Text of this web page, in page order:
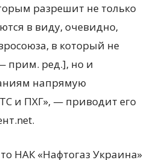
разрешит не только
в виду, очевидно,
в который не
прим. ред.], но и
напрямую
и ПХГ», — приводит его
НАК «Нафтогаз Украина»